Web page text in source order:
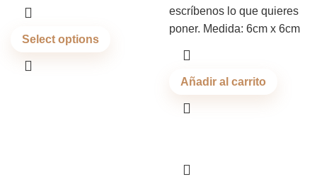
Select options
escríbenos lo que quieres
poner. Medida: 6cm x 6cm
Añadir al carrito